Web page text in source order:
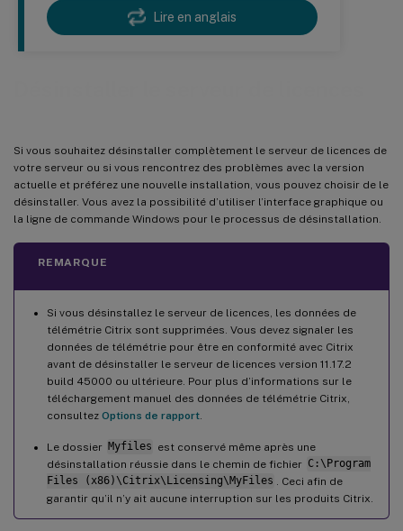
Lire en anglais
Si vous souhaitez désinstaller complètement le serveur de licences de
votre serveur ou si vous rencontrez des problèmes avec la version
actuelle et préférez une nouvelle installation, vous pouvez choisir de le
désinstaller. Vous avez la possibilité d’utiliser l’interface graphique ou
la ligne de commande Windows pour le processus de désinstallation.
REMARQUE
Si vous désinstallez le serveur de licences, les données de
télémétrie Citrix sont supprimées. Vous devez signaler les
données de télémétrie pour être en conformité avec Citrix
avant de désinstaller le serveur de licences version 11.17.2
build 45000 ou ultérieure. Pour plus d’informations sur le
téléchargement manuel des données de télémétrie Citrix,
consultez Options de rapport
Le dossier Myfiles est conservé même après une
désinstallation réussie dans le chemin de fichier C:\Program
Files (x86)\Citrix\Licensing\MyFiles
. Ceci afin de
garantir qu’il n’y ait aucune interruption sur les produits Citrix.